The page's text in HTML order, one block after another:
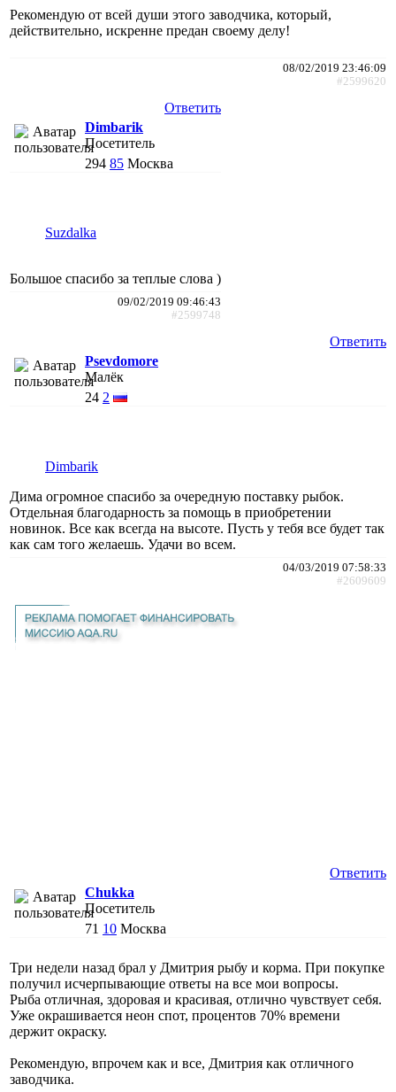
Рекомендую от всей души этого заводчика, который,
действительно, искренне предан своему делу!
08/02/2019 23:46:09
#2599620
Ответить
Dimbarik
Посетитель
294 85 Москва
Suzdalka
Большое спасибо за теплые слова )
09/02/2019 09:46:43
#2599748
Ответить
Psevdomore
Малёк
24 2
Dimbarik
Дима огромное спасибо за очередную поставку рыбок.
Отдельная благодарность за помощь в приобретении
новинок. Все как всегда на высоте. Пусть у тебя все будет так
как сам того желаешь. Удачи во всем.
04/03/2019 07:58:33
#2609609
Ответить
Chukka
Посетитель
71 10 Москва
Три недели назад брал у Дмитрия рыбу и корма. При покупке
получил исчерпывающие ответы на все мои вопросы.
Рыба отличная, здоровая и красивая, отлично чувствует себя.
Уже окрашивается неон спот, процентов 70% времени
держит окраску.
Рекомендую, впрочем как и все, Дмитрия как отличного
заводчика.